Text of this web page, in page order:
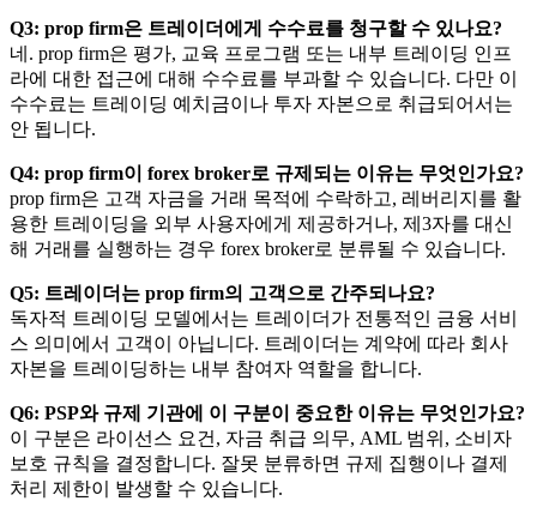
Q3: prop firm은 트레이더에게 수수료를 청구할 수 있나요?
네. prop firm은 평가, 교육 프로그램 또는 내부 트레이딩 인프
라에 대한 접근에 대해 수수료를 부과할 수 있습니다. 다만 이
수수료는 트레이딩 예치금이나 투자 자본으로 취급되어서는
안 됩니다.
Q4: prop firm이 forex broker로 규제되는 이유는 무엇인가요?
prop firm은 고객 자금을 거래 목적에 수락하고, 레버리지를 활
용한 트레이딩을 외부 사용자에게 제공하거나, 제3자를 대신
해 거래를 실행하는 경우 forex broker로 분류될 수 있습니다.
Q5: 트레이더는 prop firm의 고객으로 간주되나요?
독자적 트레이딩 모델에서는 트레이더가 전통적인 금융 서비
스 의미에서 고객이 아닙니다. 트레이더는 계약에 따라 회사
자본을 트레이딩하는 내부 참여자 역할을 합니다.
Q6: PSP와 규제 기관에 이 구분이 중요한 이유는 무엇인가요?
이 구분은 라이선스 요건, 자금 취급 의무, AML 범위, 소비자
보호 규칙을 결정합니다. 잘못 분류하면 규제 집행이나 결제
처리 제한이 발생할 수 있습니다.